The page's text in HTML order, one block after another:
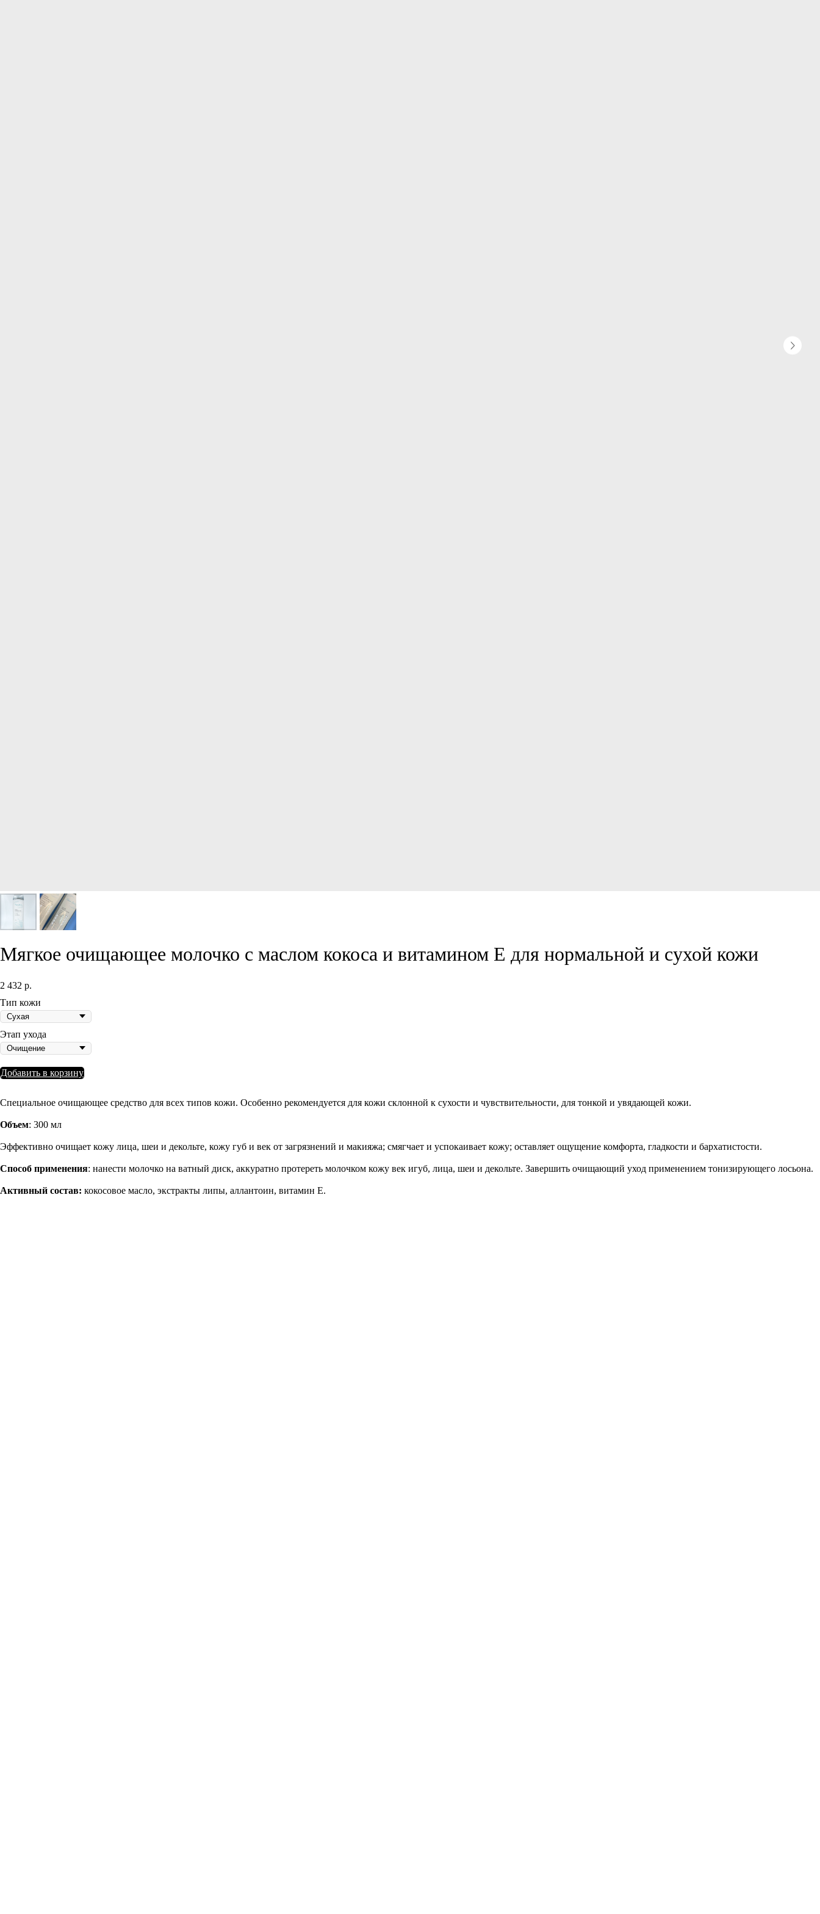
Мягкое очищающее молочко с маслом кокоса и витамином Е для нормальной и сухой кожи
2 432 р.
Тип кожи
Этап ухода
Добавить в корзину
Специальное очищающее средство для всех типов кожи. Особенно рекомендуется для кожи склонной к сухости и чувствительности, для тонкой и увядающей кожи.
Объем: 300 мл
Эффективно очищает кожу лица, шеи и декольте, кожу губ и век от загрязнений и макияжа; смягчает и успокаивает кожу; оставляет ощущение комфорта, гладкости и бархатистости.
Способ применения: нанести молочко на ватный диск, аккуратно протереть молочком кожу век игуб, лица, шеи и декольте. Завершить очищающий уход применением тонизирующего лосьона.
Активный состав: кокосовое масло, экстракты липы, аллантоин, витамин Е.